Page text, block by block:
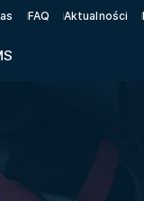
FAQ Aktualności